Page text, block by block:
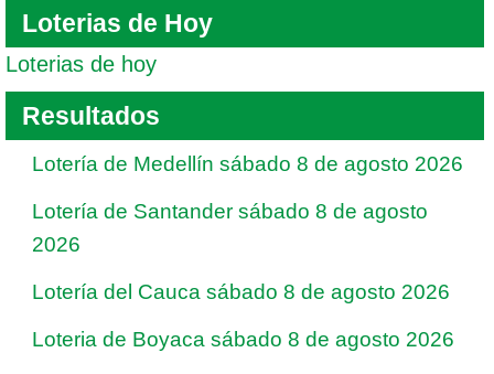
Loterias de Hoy
Loterias de hoy
Resultados
Lotería de Medellín sábado 8 de agosto 2026
Lotería de Santander sábado 8 de agosto
2026
Lotería del Cauca sábado 8 de agosto 2026
Loteria de Boyaca sábado 8 de agosto 2026